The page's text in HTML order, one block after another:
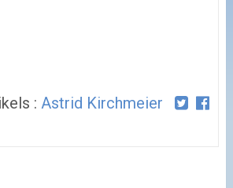
: Astrid Kirchmeier